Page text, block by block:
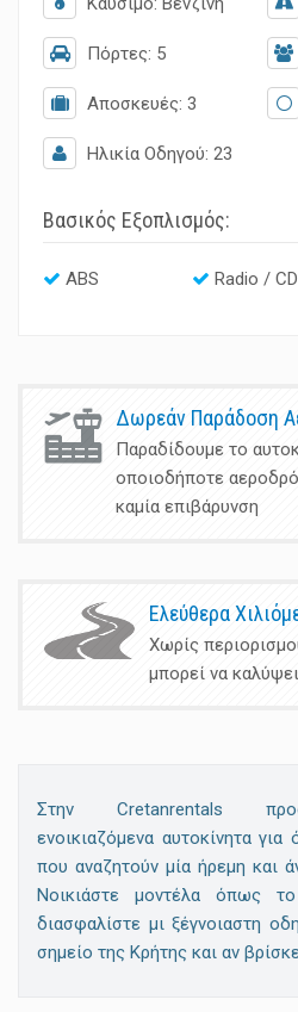
Πόρτες: 5
Αποσκευές: 3
Ηλικία Οδηγού: 23
Βασικός Εξοπλισμός:
ABS Radio / CD
Δωρεάν Παράδοση
Παραδίδουμε το
οποιοδήποτε
καμία επιβάρυνση
Ελεύθερα
Χωρίς
μπορεί να
Στην Cretanrentals
ενοικιαζόμενα αυτοκίνητα
που αναζητούν μία ήρεμη και
Νοικιάστε μοντέλα όπως
διασφαλίστε μι ξέγνοιαστη
σημείο της Κρήτης και αν